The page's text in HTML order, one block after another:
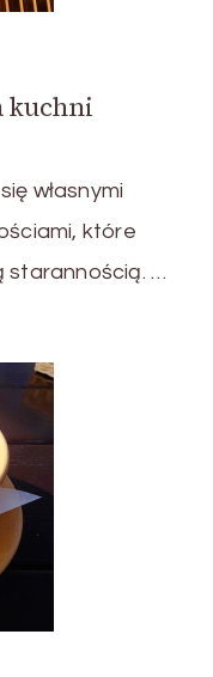
kuchni
własnymi
które
starannością. …